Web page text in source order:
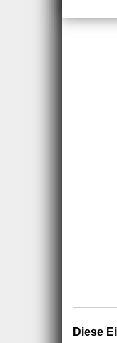
Diese